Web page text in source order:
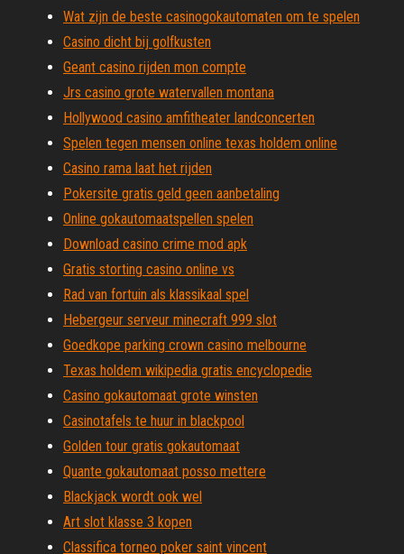
Wat zijn de beste casinogokautomaten om te spelen
Casino dicht bij golfkusten
Geant casino rijden mon compte
Jrs casino grote watervallen montana
Hollywood casino amfitheater landconcerten
Spelen tegen mensen online texas holdem online
Casino rama laat het rijden
Pokersite gratis geld geen aanbetaling
Online gokautomaatspellen spelen
Download casino crime mod apk
Gratis storting casino online vs
Rad van fortuin als klassikaal spel
Hebergeur serveur minecraft 999 slot
Goedkope parking crown casino melbourne
Texas holdem wikipedia gratis encyclopedie
Casino gokautomaat grote winsten
Casinotafels te huur in blackpool
Golden tour gratis gokautomaat
Quante gokautomaat posso mettere
Blackjack wordt ook wel
Art slot klasse 3 kopen
Classifica torneo poker saint vincent